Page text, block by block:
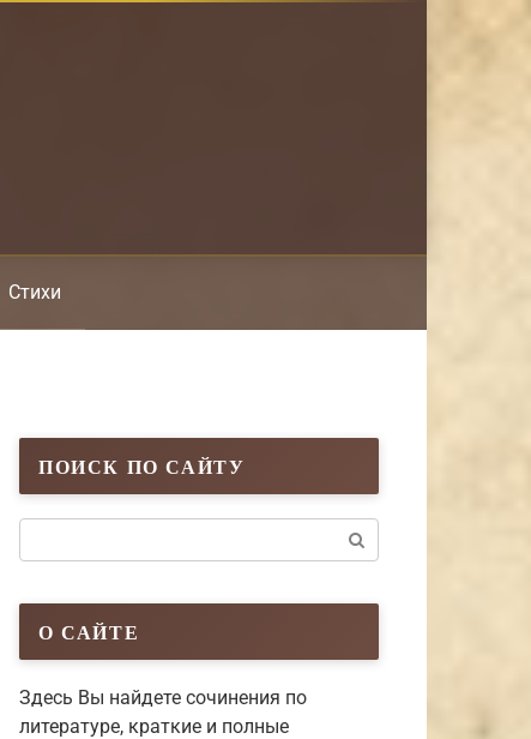
Стихи
ПОИСК ПО САЙТУ
О САЙТЕ
Здесь Вы найдете сочинения по
литературе, краткие и полные